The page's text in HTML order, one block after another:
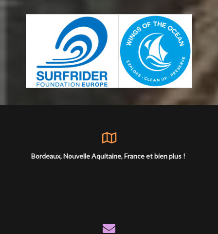
Bordeaux, Nouvelle Aquitaine, France et bien plus !